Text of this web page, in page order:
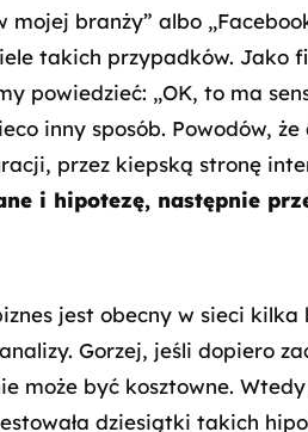
mojej branży” albo
takich przypadków. Jako
powiedzieć: „OK, to ma
inny sposób. Powodów,
przez kiepską stronę
i hipotezę, następnie
jest obecny w sieci
Gorzej, jeśli dopiero
może być kosztowne.
dziesiątki takich